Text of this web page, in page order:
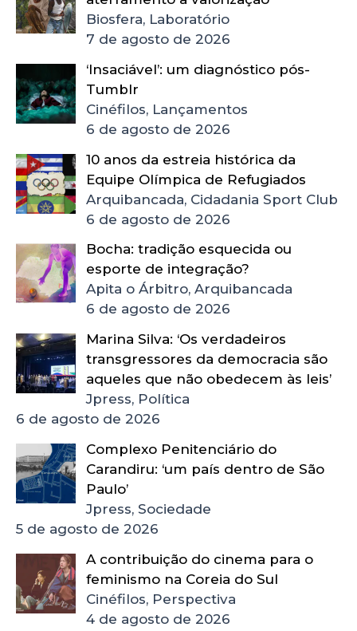
Biosfera, Laboratório
7 de agosto de 2026
‘Insaciável’: um diagnóstico pós-
Tumblr
Cinéfilos, Lançamentos
6 de agosto de 2026
10 anos da estreia histórica da
Equipe Olímpica de Refugiados
Arquibancada, Cidadania Sport Club
6 de agosto de 2026
Bocha: tradição esquecida ou
esporte de integração?
Apita o Árbitro, Arquibancada
6 de agosto de 2026
Marina Silva: ‘Os verdadeiros
transgressores da democracia são
aqueles que não obedecem às leis’
Jpress, Política
6 de agosto de 2026
Complexo Penitenciário do
Carandiru: ‘um país dentro de São
Paulo’
Jpress, Sociedade
5 de agosto de 2026
A contribuição do cinema para o
feminismo na Coreia do Sul
Cinéfilos, Perspectiva
4 de agosto de 2026